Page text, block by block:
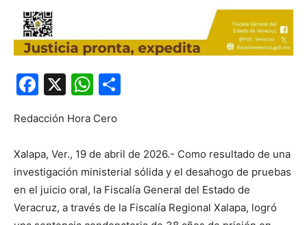
Facebook
X WhatsApp
Redacción Hora Cero
Xalapa, Ver., 19 de abril de 2026.- Como resultado de una
investigación ministerial sólida y el desahogo de pruebas
en el juicio oral, la Fiscalía General del Estado de
Veracruz, a través de la Fiscalía Regional Xalapa, logró